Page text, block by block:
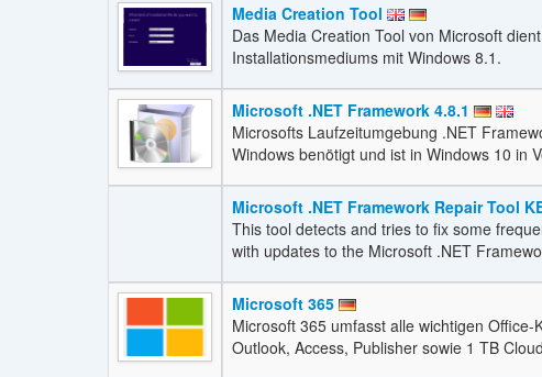
Media Creation Tool
Das Media Creation Tool von Microsoft
Installationsmediums mit Windows 8.1.
Microsoft .NET Framework 4.8.1
Microsofts Laufzeitumgebung .NET
Windows benötigt und ist in Windows 10 in
Microsoft .NET Framework Repair Tool
This tool detects and tries to fix some
with updates to the Microsoft .NET
Microsoft 365
Microsoft 365 umfasst alle wichtigen
Outlook, Access, Publisher sowie 1 TB